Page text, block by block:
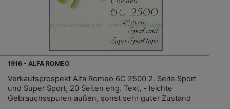
1916 - ALFA ROMEO
Verkaufsprospekt Alfa Romeo 6C 2500 2. Serie Sport
und Super Sport, 20 Seiten eng. Text, - leichte
Gebrauchsspuren außen, sonst sehr guter Zustand